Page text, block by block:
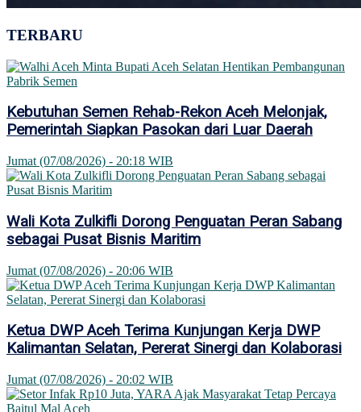
TERBARU
Kebutuhan Semen Rehab-Rekon Aceh Melonjak,
Pemerintah Siapkan Pasokan dari Luar Daerah
Jumat (07/08/2026) - 20:18 WIB
Wali Kota Zulkifli Dorong Penguatan Peran Sabang
sebagai Pusat Bisnis Maritim
Jumat (07/08/2026) - 20:06 WIB
Ketua DWP Aceh Terima Kunjungan Kerja DWP
Kalimantan Selatan, Pererat Sinergi dan Kolaborasi
Jumat (07/08/2026) - 20:02 WIB